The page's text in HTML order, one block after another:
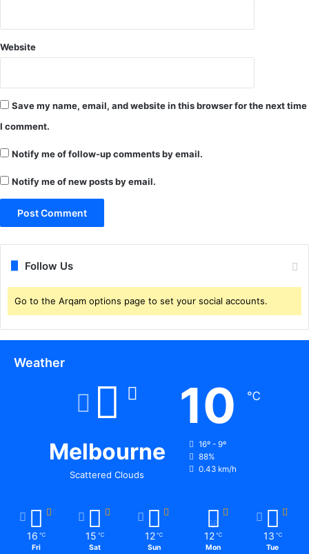
5
का
मा
ब
म
द
.
Website
Save my name, email, and website in this browser for the next time
I comment.
Notify me of follow-up comments by email.
Notify me of new posts by email.
Follow Us
Go to the Arqam options page to set your social accounts.
Weather
Melbourne
Scattered Clouds
10 ℃
16º - 9º
88%
0.43 km/h
16 ℃
Fri
15 ℃
Sat
12 ℃
Sun
12 ℃
Mon
13 ℃
Tue